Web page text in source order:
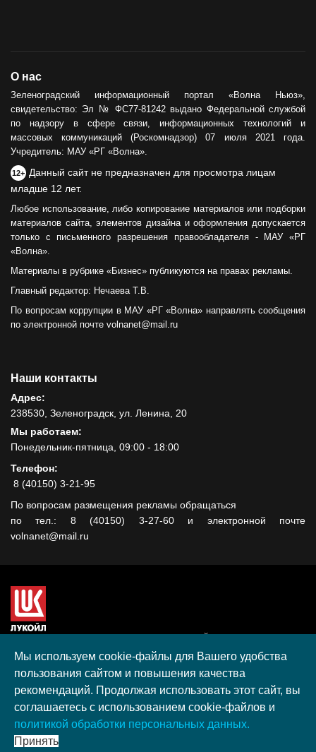
О нас
Зеленоградский информационный портал «Волна Ньюз»,
свидетельство: Эл № ФС77-81242 выдано Федеральной службой
по надзору в сфере связи, информационных технологий и
массовых коммуникаций (Роскомнадзор) 07 июля 2021 года.
Учредитель: МАУ «РГ «Волна».
12+ Данный сайт не предназначен для просмотра лицам
младше 12 лет.
Любое использование, либо копирование материалов или подборки
материалов сайта, элементов дизайна и оформления допускается
только с письменного разрешения правообладателя - МАУ «РГ
«Волна».
Материалы в рубрике «Бизнес» публикуются на правах рекламы.
Главный редактор: Нечаева Т.В.
По вопросам коррупции в МАУ «РГ «Волна» направлять сообщения
по электронной почте volnanet@mail.ru
Наши контакты
Адрес:
238530, Зеленоградск, ул. Ленина, 20
Мы работаем:
Понедельник-пятница, 09:00 - 18:00
Телефон:
8 (40150) 3-21-95
По вопросам размещения рекламы обращаться
по тел.: 8 (40150) 3-27-60 и электронной почте
volnanet@mail.ru
гранта, полученного в рамках XIII Конкурса социальных и
культурных проектов ПАО "ЛУКОЙЛ" на территории
Калининградской области в 2020 году
Согласие на обработку персональных данных
Разработка, поддержка и продвижение S-Media group
© 2026 МАУ «Редакция общественно-политической газеты
Мы используем cookie-файлы для Вашего удобства
пользования сайтом и повышения качества
рекомендаций. Продолжая использовать этот сайт, вы
соглашаетесь с использованием cookie-файлов и
политикой обработки персональных данных.
Принять